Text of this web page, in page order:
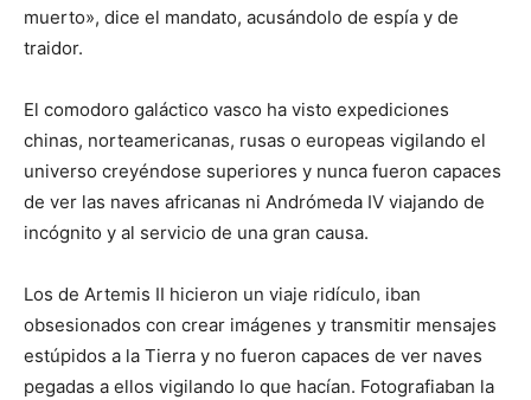
muerto», dice el mandato, acusándolo de espía y de
traidor.
El comodoro galáctico vasco ha visto expediciones
chinas, norteamericanas, rusas o europeas vigilando el
universo creyéndose superiores y nunca fueron capaces
de ver las naves africanas ni Andrómeda IV viajando de
incógnito y al servicio de una gran causa.
Los de Artemis II hicieron un viaje ridículo, iban
obsesionados con crear imágenes y transmitir mensajes
estúpidos a la Tierra y no fueron capaces de ver naves
pegadas a ellos vigilando lo que hacían. Fotografiaban la